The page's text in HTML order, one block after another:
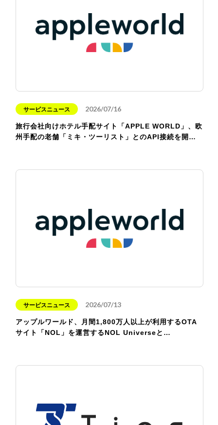
サービスニュース 2026/07/16
旅行会社向けホテル手配サイト「APPLE WORLD」、欧
州手配の老舗「ミキ・ツーリスト」とのAPI接続を開…
サービスニュース 2026/07/13
アップルワールド、月間1,800万人以上が利用するOTA
サイト「NOL」を運営するNOL Universeと…